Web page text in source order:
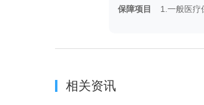
保障项目 1.一般医疗
相关资讯